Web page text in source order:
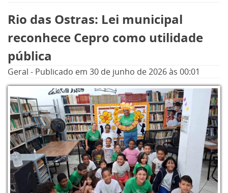
saudável. Só que, ao que parece, teriam
esquecido, por exemplo, que, em setembro
de 2025, o Ministério Público ajuizou uma
ação civil pública contra o ex-prefeito e a
empresa Terrapleno Terraplanagem e
Construção, após identificar
superfaturamentos de mais de R$ 3,1 milhões
em contratos emergenciais firmados entre
2018 e 2020.
Rio das Ostras: Lei municipal
reconhece Cepro como utilidade
pública
Geral - Publicado em 30 de junho de 2026às 00:01